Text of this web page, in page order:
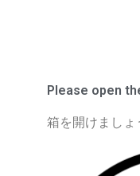
Please open
箱を開けましょ